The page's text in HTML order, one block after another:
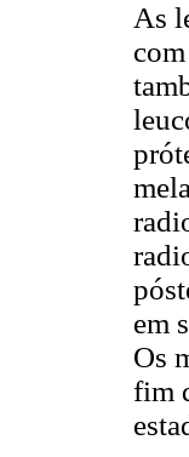
As
em
Os
fim